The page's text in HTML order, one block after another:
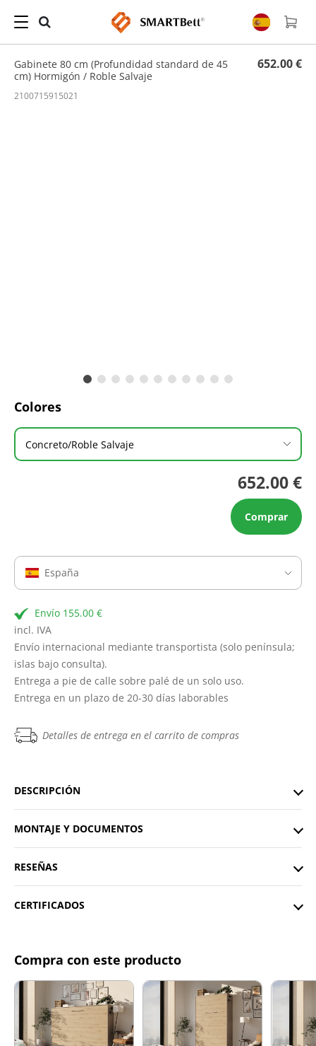
Hogar Armarios
/ Gabinete 80 cm (Profundidad standard de 45 cm) Hormigón / Roble
Gabinete 80 cm (Profundidad standard de 45
cm) Hormigón / Roble Salvaje
652.00 €
2100715915021
652.00 €
Comprar
Colores
Concreto/Roble Salvaje
España
Envío 155.00 €
incl. IVA
Envío internacional mediante transportista (solo península;
islas bajo consulta).
Entrega a pie de calle sobre palé de un solo uso.
Entrega en un plazo de 20-30 días laborables
Detalles de entrega en el carrito de compras
DESCRIPCIÓN
MONTAJE Y DOCUMENTOS
RESEÑAS
CERTIFICADOS
Compra con este producto